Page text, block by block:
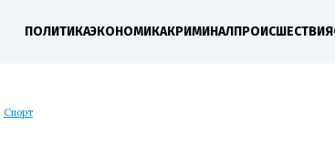
ПОЛИТИКАЭКОНОМИКАКРИМИНАЛПРОИСШЕСТВИЯ
Спорт